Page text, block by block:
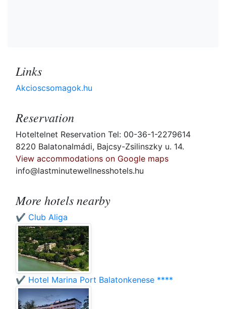
Links
Akcioscsomagok.hu
Reservation
Hoteltelnet Reservation Tel: 00-36-1-2279614
8220 Balatonalmádi, Bajcsy-Zsilinszky u. 14.
View accommodations on Google maps
info@lastminutewellnesshotels.hu
More hotels nearby
✔️ Club Aliga
✔️ Hotel Marina Port Balatonkenese ****